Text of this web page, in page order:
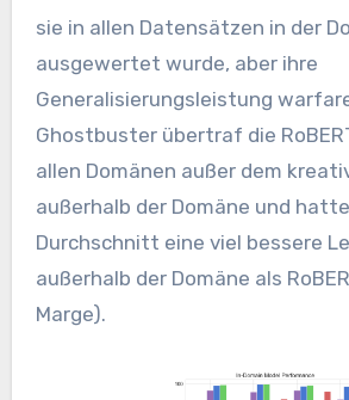
sie in allen Datensätzen in der
ausgewertet wurde, aber ihre
Generalisierungsleistung
Ghostbuster übertraf die
allen Domänen außer dem
außerhalb der Domäne und
Durchschnitt eine viel bessere
außerhalb der Domäne als
Marge).